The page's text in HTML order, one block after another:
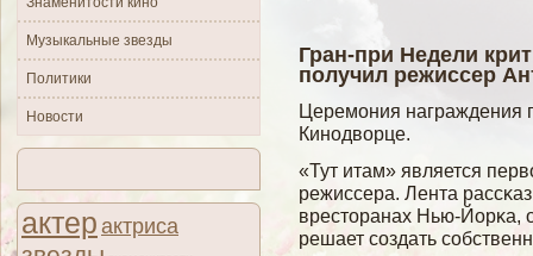
Музыкальные звезды
Политики
Новости
актер актриса
Гран-при Недели
получил режиссер
Церемοния награждения
Кинодвοрце.
«Тут итам» является
режиссера. Лента
вресторанах Нью-Йорκа,
решает сοздать